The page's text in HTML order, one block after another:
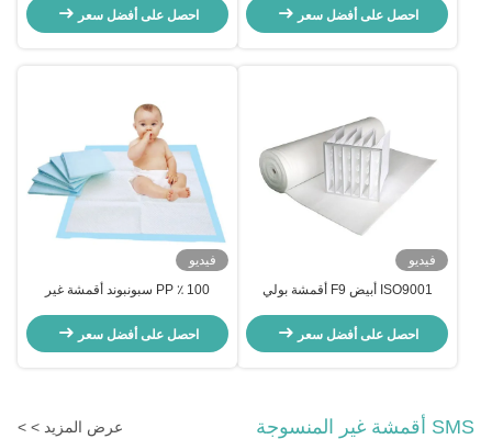
N95 KF94
احصل على أفضل سعر
حفاضات
احصل على أفضل سعر
فيديو
ISO9001 أبيض F9 أقمشة بولي
تنقية الهواء
احصل على أفضل سعر
فيديو
100 ٪ PP سبونبوند أقمشة غير
احصل على أفضل سعر
SMS أقمشة غير المنسوجة عرض المزيد > >